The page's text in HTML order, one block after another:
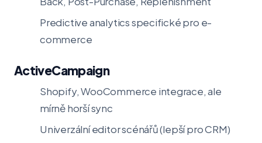
Predictive analytics specifické pro e-
commerce
ActiveCampaign
Shopify, WooCommerce integrace, ale
mírně horší sync
Univerzální editor scénářů (lepší pro CRM)